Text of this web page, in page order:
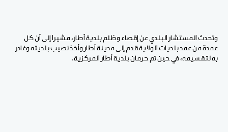
وتحدث المستشار البلدي عن إقصاء وظلم بلدية أطار، مشيرا إلى أن كل
عمدة من عمد بلديات الولاية قدم إلى مدينة أطار وأخذ نصيب بلديته وغادر
به لتقسيمه، في حين تم حرمان بلدية أطار المركزية.